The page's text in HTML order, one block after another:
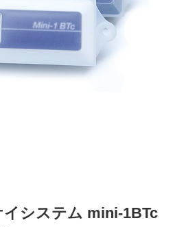
イシステム mini-1BTc